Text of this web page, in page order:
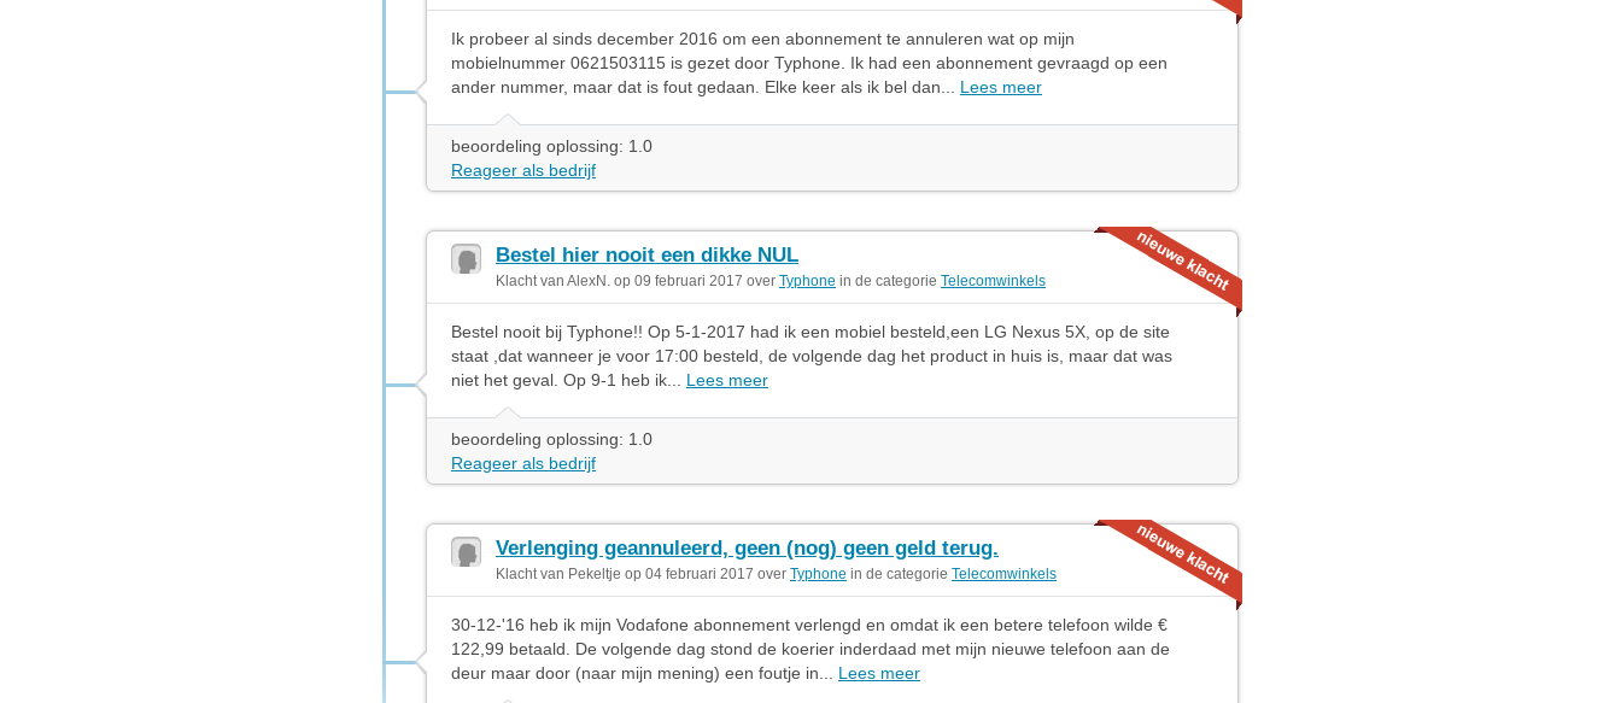
Ik probeer al sinds december 2016 om een abonnement te annuleren wat op mijn
mobielnummer 0621503115 is gezet door Typhone. Ik had een abonnement gevraagd op een
ander nummer, maar dat is fout gedaan. Elke keer als ik bel dan... Lees meer
beoordeling oplossing: 1.0
Reageer als bedrijf
Bestel hier nooit een dikke NUL
Klacht van AlexN. op 09 februari 2017 over Typhone in de categorie Telecomwinkels
Bestel nooit bij Typhone!! Op 5-1-2017 had ik een mobiel besteld,een LG Nexus 5X, op de site
staat ,dat wanneer je voor 17:00 besteld, de volgende dag het product in huis is, maar dat was
niet het geval. Op 9-1 heb ik... Lees meer
beoordeling oplossing: 1.0
Reageer als bedrijf
Verlenging geannuleerd, geen (nog) geen geld terug.
Klacht van Pekeltje op 04 februari 2017 over Typhone in de categorie Telecomwinkels
30-12-'16 heb ik mijn Vodafone abonnement verlengd en omdat ik een betere telefoon wilde €
122,99 betaald. De volgende dag stond de koerier inderdaad met mijn nieuwe telefoon aan de
deur maar door (naar mijn mening) een foutje in... Lees meer